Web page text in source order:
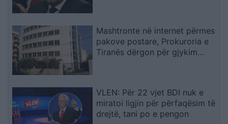
Mashtronte në internet përmes
pakove postare, Prokuroria e
Tiranës dërgon për gjykim
VLEN: Për 22 vjet BDI nuk e
miratoi ligjin për përfaqësim të
drejtë, tani po e pengon